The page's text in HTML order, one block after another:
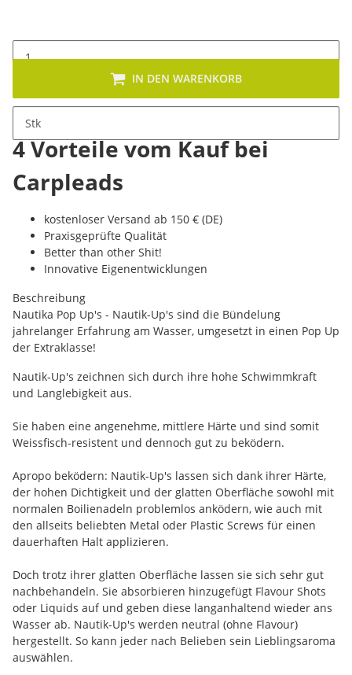
Stk
IN DEN WARENKORB
4 Vorteile vom Kauf bei
Carpleads
kostenloser Versand ab 150 € (DE)
Praxisgeprüfte Qualität
Better than other Shit!
Innovative Eigenentwicklungen
Beschreibung
Nautika Pop Up's - Nautik-Up's sind die Bündelung
jahrelanger Erfahrung am Wasser, umgesetzt in einen Pop Up
der Extraklasse!
Nautik-Up's zeichnen sich durch ihre hohe Schwimmkraft
und Langlebigkeit aus.
Sie haben eine angenehme, mittlere Härte und sind somit
Weissfisch-resistent und dennoch gut zu beködern.
Apropo beködern: Nautik-Up's lassen sich dank ihrer Härte,
der hohen Dichtigkeit und der glatten Oberfläche sowohl mit
normalen Boilienadeln problemlos anködern, wie auch mit
den allseits beliebten Metal oder Plastic Screws für einen
dauerhaften Halt applizieren.
Doch trotz ihrer glatten Oberfläche lassen sie sich sehr gut
nachbehandeln. Sie absorbieren hinzugefügt Flavour Shots
oder Liquids auf und geben diese langanhaltend wieder ans
Wasser ab. Nautik-Up's werden neutral (ohne Flavour)
hergestellt. So kann jeder nach Belieben sein Lieblingsaroma
auswählen.